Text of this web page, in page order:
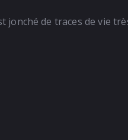
jonché de traces de vie